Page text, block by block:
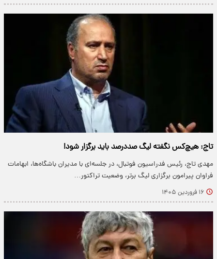
تاج: هیچ‌کس نگفته لیگ صددرصد باید برگزار شود!
مهدی تاج، رئیس فدراسیون فوتبال، در جلسه‌ای با مدیران باشگاه‌ها، ابهامات
فراوان پیرامون برگزاری لیگ برتر، وضعیت تراکتور…
۱۶ فروردین ۱۴۰۵